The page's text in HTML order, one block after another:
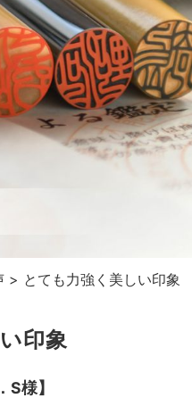
> とても力強く美しい印象
印象
様】